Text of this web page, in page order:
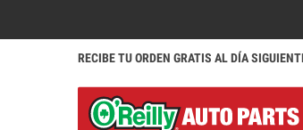
RECIBE TU ORDEN GRATIS AL DÍA